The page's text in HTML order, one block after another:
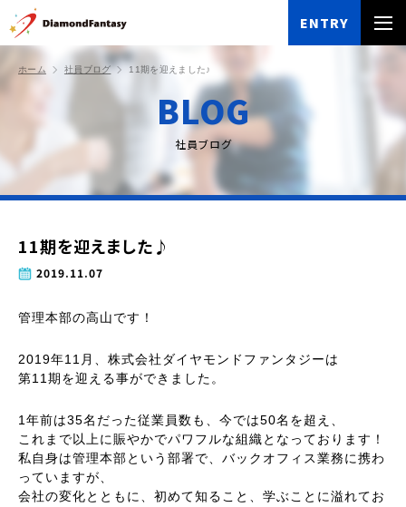
ENTRY
ホーム 社員ブログ 11期を迎えました♪
BLOG
社員ブログ
11期を迎えました♪
2019.11.07
管理本部の高山です！
2019年11月、株式会社ダイヤモンドファンタジーは
第11期を迎える事ができました。
1年前は35名だった従業員数も、今では50名を超え、
これまで以上に賑やかでパワフルな組織となっております！
私自身は管理本部という部署で、バックオフィス業務に携わ
っていますが、
会社の変化とともに、初めて知ること、学ぶことに溢れてお